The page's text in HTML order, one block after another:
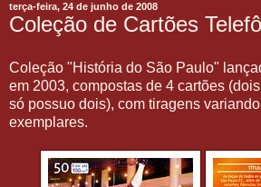
terça-feira, 24 de junho de 2008
Coleção de Cartões
Coleção "História do São Paulo"
em 2003, compostas de 4 cartões
só possuo dois), com tiragens
exemplares.